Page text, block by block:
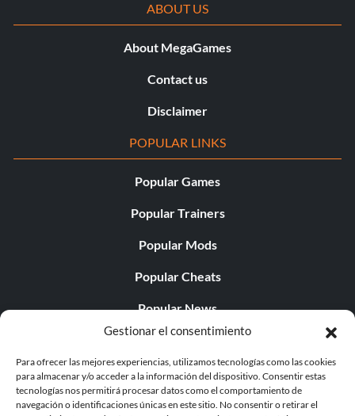
Gestionar el consentimiento
Para ofrecer las mejores experiencias, utilizamos tecnologías como las cookies
para almacenar y/o acceder a la información del dispositivo. Consentir estas
tecnologías nos permitirá procesar datos como el comportamiento de
navegación o identificaciones únicas en este sitio. No consentir o retirar el
ABOUT US
About MegaGames
Contact us
Disclaimer
POPULAR LINKS
Popular Games
Popular Trainers
Popular Mods
Popular Cheats
Popular News
Popular Editorials
Popular Free Games
LATEST UPDATES